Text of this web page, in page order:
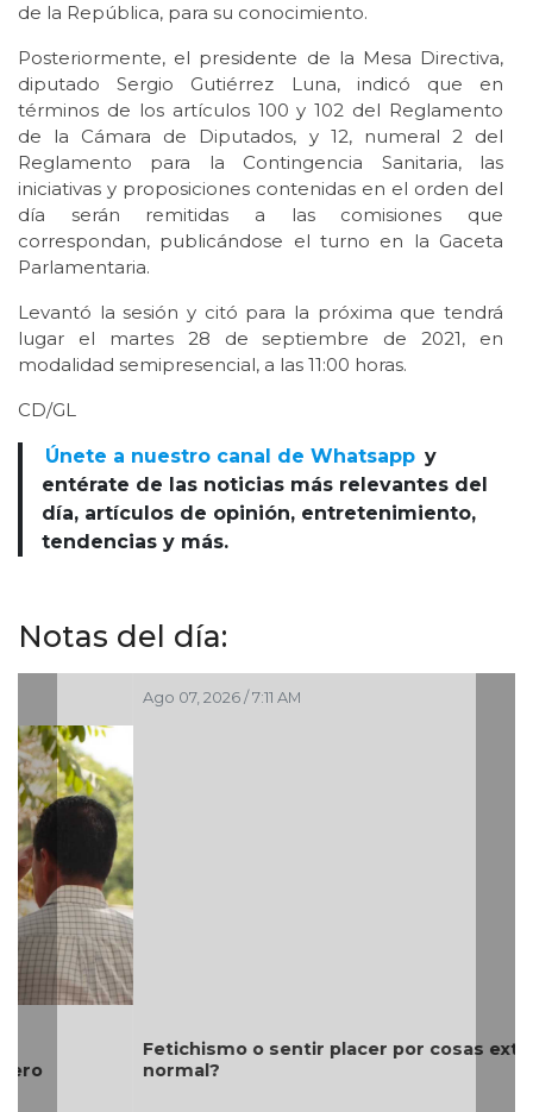
de la República, para su conocimiento.
Posteriormente, el presidente de la Mesa Directiva,
diputado Sergio Gutiérrez Luna, indicó que en
términos de los artículos 100 y 102 del Reglamento
de la Cámara de Diputados, y 12, numeral 2 del
Reglamento para la Contingencia Sanitaria, las
iniciativas y proposiciones contenidas en el orden del
día serán remitidas a las comisiones que
correspondan, publicándose el turno en la Gaceta
Parlamentaria.
Levantó la sesión y citó para la próxima que tendrá
lugar el martes 28 de septiembre de 2021, en
modalidad semipresencial, a las 11:00 horas.
CD/GL
Únete a nuestro canal de Whatsapp y
entérate de las noticias más relevantes del
día, artículos de opinión, entretenimiento,
tendencias y más.
Notas del día:
Ago 07, 2026 / 7:11 AM
Fetichismo o sentir placer por cosas extrañas ¿es
normal?